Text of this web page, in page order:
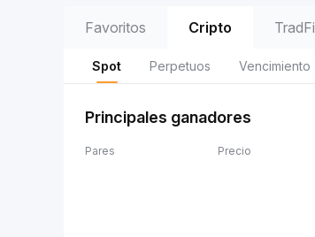
Favoritos Cripto TradFi
Spot Perpetuos Vencimiento
Principales ganadores
Pares Precio